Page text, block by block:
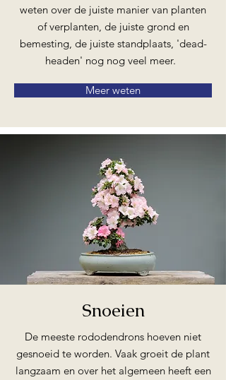
weten over de juiste manier van planten
of verplanten, de juiste grond en
bemesting, de juiste standplaats, 'dead-
headen' nog nog veel meer.
Meer weten
Snoeien
De meeste rododendrons hoeven niet
gesnoeid te worden. Vaak groeit de plant
langzaam en over het algemeen heeft een